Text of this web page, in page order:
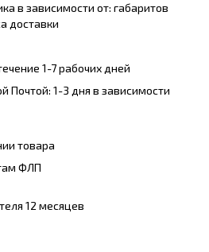
в зависимости от: габаритов
доставки
1-7 рабочих дней
Почтой: 1-3 дня в зависимости
товара
ФЛП
12 месяцев